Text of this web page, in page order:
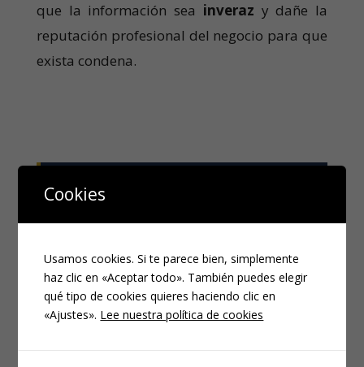
que la información sea inveraz y dañe la
reputación profesional del negocio para que
exista condena.
VÍA PENAL: Delito de Injurias y
delito de Calumnias
El riesgo real aparece cuando la crítica se
convierte en un posible delito. Podríamos
distinguir dos figuras clave:
Cookies
Usamos cookies. Si te parece bien, simplemente
haz clic en «Aceptar todo». También puedes elegir
qué tipo de cookies quieres haciendo clic en
«Ajustes». Lee nuestra política de cookies